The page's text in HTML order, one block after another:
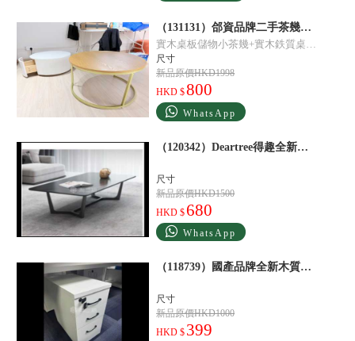
（131131）郃資品牌二手茶幾沙發茶幾黃
實木桌板儲物小茶幾+實木鉄質桌腿，兩件組郃裝
尺寸
新品原價HKD1998
HKD $800
WhatsApp
（120342）Deartree得趣全新茶幾黑
尺寸
新品原價HKD1500
HKD $ 680
WhatsApp
（118739）國產品牌全新木質小推櫃文件櫃白
尺寸
新品原價HKD1000
HKD $ 399